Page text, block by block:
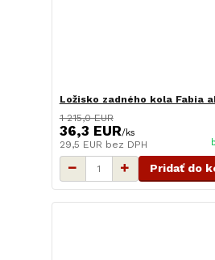
Ložisko zadného kola Fabia
1 215,0 EUR
36,3 EUR/ks
29,5 EUR bez DPH
Pridať do